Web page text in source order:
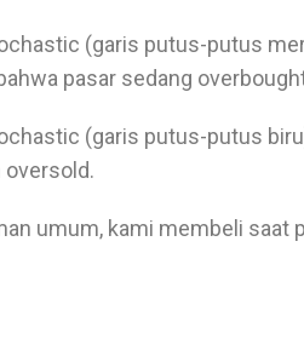
(garis putus-putus
pasar sedang
(garis putus-putus
oversold.
umum, kami membeli